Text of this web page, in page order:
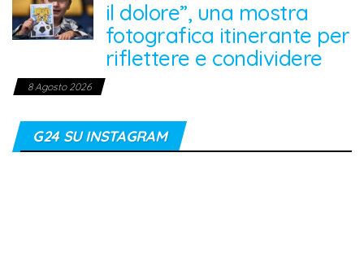
il dolore”, una mostra
fotografica itinerante per
riflettere e condividere
8 Agosto 2026
G24 SU INSTAGRAM